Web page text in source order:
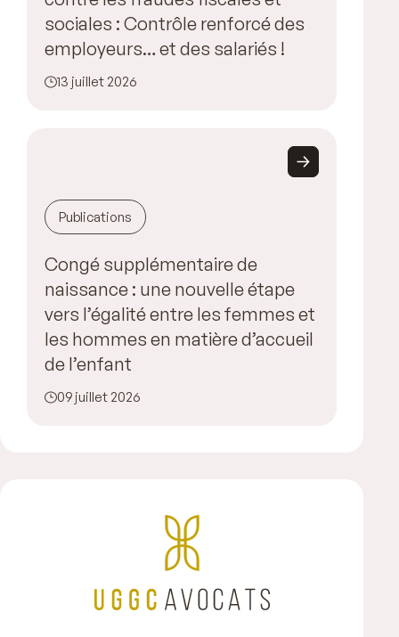
sociales : Contrôle renforcé des
employeurs… et des salariés !
13 juillet 2026
Publications
Congé supplémentaire de
naissance : une nouvelle étape
vers l’égalité entre les femmes et
les hommes en matière d’accueil
de l’enfant
09 juillet 2026